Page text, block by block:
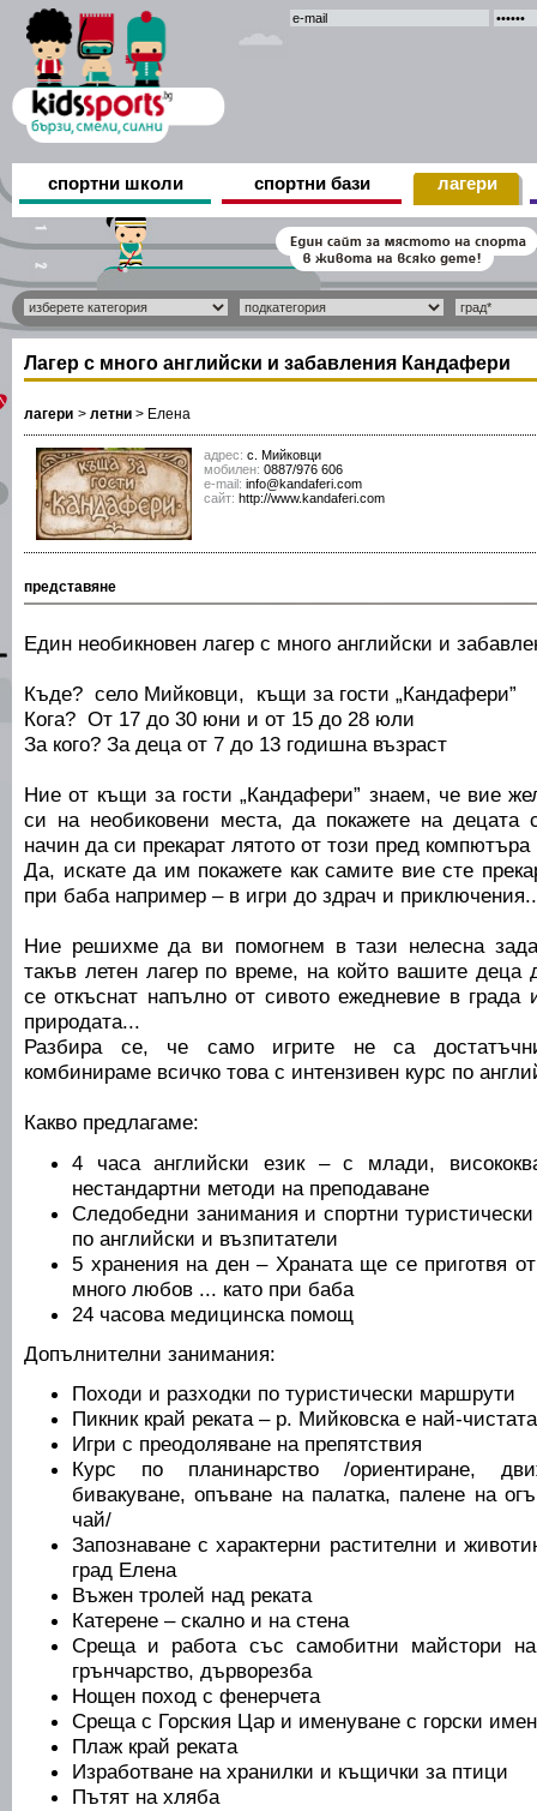
спортни школи спортни бази лагери
Лагер с много английски и забавления Кандафери
лагери > летни > Елена
адрес: с. Мийковци
мобилен: 0887/976 606
е-mail: info@kandaferi.com
сайт: http://www.kandaferi.com
представяне
Един необикновен лагер с много английски и
Къде? село Мийковци, къщи за гости „Кандафери”
Кога? От 17 до 30 юни и от 15 до 28 юли
За кого? За деца от 7 до 13 годишна възраст
Ние от къщи за гости „Кандафери” знаем, че вие
си на необиковени места, да покажете на
начин да си прекарат лятото от този пред
Да, искате да им покажете как самите вие сте
при баба например – в игри до здрач и
Ние решихме да ви помогнем в тази нелесна
такъв летен лагер по време, на който вашите деца
се откъснат напълно от сивото ежедневие в града
природата...
Разбира се, че само игрите не са
комбинираме всичко това с интензивен курс по
Какво предлагаме:
4 часа английски език – с млади,
нестандартни методи на преподаване
Следобедни занимания и спортни
по английски и възпитатели
5 хранения на ден – Храната ще се приготвя
много любов ... като при баба
24 часова медицинска помощ
Допълнителни занимания:
Походи и разходки по туристически маршрути
Пикник край реката – р. Мийковска е най-
Игри с преодоляване на препятствия
Курс по планинарство /ориентиране,
бивакуване, опъване на палатка, палене на
чай/
Запознаване с характерни растителни и
град Eлена
Въжен тролей над реката
Катерене – скално и на стена
Среща и работа със самобитни майстори на
грънчарство, дърворезба
Нощен поход с фенерчета
Среща с Горския Цар и именуване с горски
Плаж край реката
Изработване на хранилки и къщички за птици
Пътят на хляба